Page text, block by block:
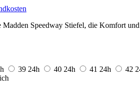
Madden Speedway Stiefel, die Komfort
39 24h 40 24h 41 24h 42